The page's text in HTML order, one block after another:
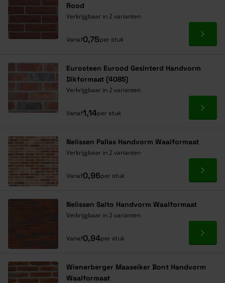
Rood
Verkrijgbaar in 2 varianten
Vanaf0,75per stuk Ga
Eurosteen Eurood Gesinterd Handvorm
Dikformaat (4085)
Verkrijgbaar in 2 varianten
Vanaf1,14per stuk Ga
Nelissen Pallas Handvorm Waalformaat
Verkrijgbaar in 2 varianten
Vanaf0,96per stuk Ga
Nelissen Salto Handvorm Waalformaat
Verkrijgbaar in 2 varianten
Vanaf0,94per stuk Ga
Wienerberger Maaseiker Bont Handvorm
Waalformaat